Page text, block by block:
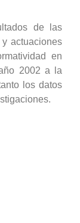
de las
actuaciones
en
2002 a la
los datos